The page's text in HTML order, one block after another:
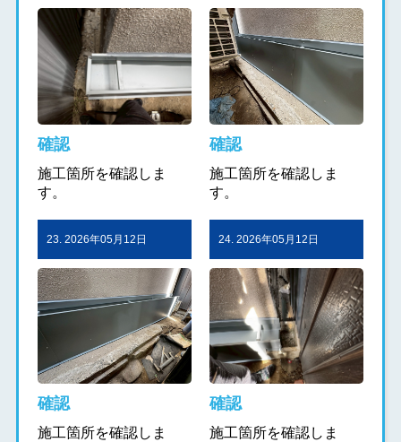
確認
施工箇所を確認しま
す。
確認
施工箇所を確認しま
す。
23. 2026年05月12日
確認
施工箇所を確認しま
24. 2026年05月12日
確認
施工箇所を確認しま